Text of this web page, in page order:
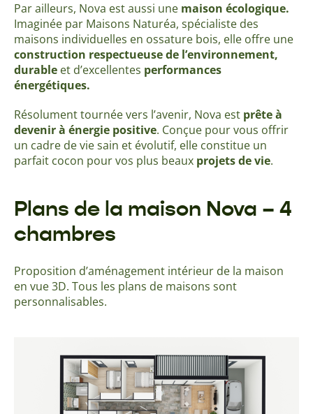
Par ailleurs, Nova est aussi une maison écologique.
Imaginée par Maisons Naturéa, spécialiste des
maisons individuelles en ossature bois, elle offre une
construction respectueuse de l’environnement,
durable et d’excellentes performances
énergétiques.
Résolument tournée vers l’avenir, Nova est prête à
devenir à énergie positive. Conçue pour vous offrir
un cadre de vie sain et évolutif, elle constitue un
parfait cocon pour vos plus beaux projets de vie.
Plans de la maison Nova – 4
chambres
Proposition d’aménagement intérieur de la maison
en vue 3D. Tous les plans de maisons sont
personnalisables.